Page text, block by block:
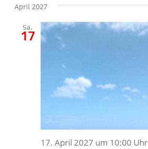
April 2027
Sa.
17
17. April 2027 um 10:00 Uhr